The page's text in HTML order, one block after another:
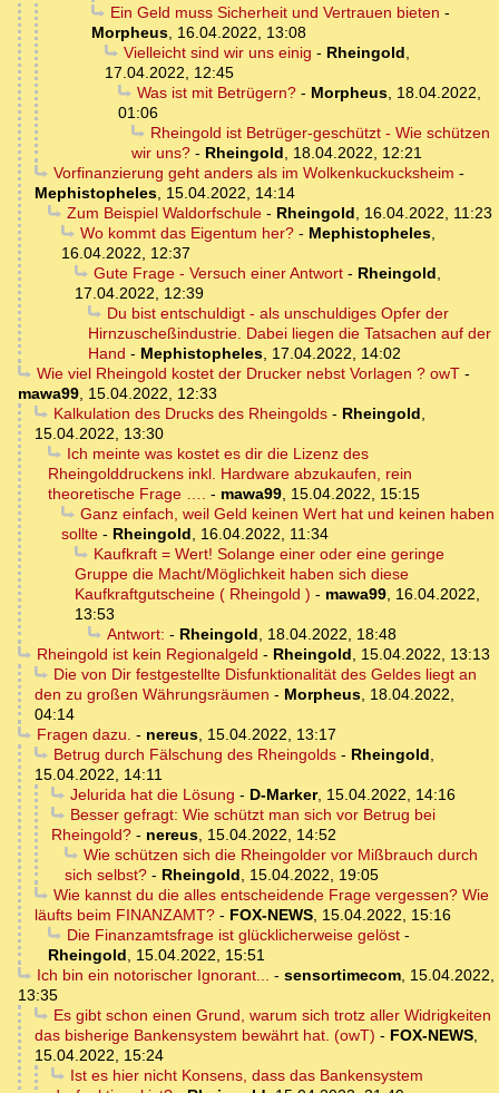
Ein Geld muss Sicherheit und Vertrauen bieten -
Morpheus, 16.04.2022, 13:08
Vielleicht sind wir uns einig - Rheingold,
17.04.2022, 12:45
Was ist mit Betrügern?- Morpheus, 18.04.2022,
01:06
Rheingold ist Betrüger-geschützt - Wie schützen
wir uns? - Rheingold, 18.04.2022, 12:21
Vorfinanzierung geht anders als im Wolkenkuckucksheim -
Mephistopheles, 15.04.2022, 14:14
Zum Beispiel Waldorfschule- Rheingold, 16.04.2022, 11:23
Wo kommt das Eigentum her?- Mephistopheles,
16.04.2022, 12:37
Gute Frage - Versuch einer Antwort- Rheingold,
17.04.2022, 12:39
Du bist entschuldigt - als unschuldiges Opfer der
Hirnzuscheßindustrie. Dabei liegen die Tatsachen auf der
Hand - Mephistopheles, 17.04.2022, 14:02
Wie viel Rheingold kostet der Drucker nebst Vorlagen ? owT-
mawa99, 15.04.2022, 12:33
Kalkulation des Drucks des Rheingolds- Rheingold,
15.04.2022, 13:30
Ich meinte was kostet es dir die Lizenz des
Rheingolddruckens inkl. Hardware abzukaufen, rein
theoretische Frage …. - mawa99, 15.04.2022, 15:15
Ganz einfach, weil Geld keinen Wert hat und keinen haben
sollte - Rheingold, 16.04.2022, 11:34
Kaufkraft = Wert! Solange einer oder eine geringe
Gruppe die Macht/Möglichkeit haben sich diese
Kaufkraftgutscheine ( Rheingold ) - mawa99, 16.04.2022,
13:53
Antwort: - Rheingold, 18.04.2022, 18:48
Rheingold ist kein Regionalgeld - Rheingold, 15.04.2022, 13:13
Die von Dir festgestellte Disfunktionalität des Geldes liegt an
den zu großen Währungsräumen - Morpheus, 18.04.2022,
04:14
Fragen dazu. - nereus, 15.04.2022, 13:17
Betrug durch Fälschung des Rheingolds- Rheingold,
15.04.2022, 14:11
Jelurida hat die Lösung - D-Marker, 15.04.2022, 14:16
Besser gefragt: Wie schützt man sich vor Betrug bei
Rheingold? - nereus, 15.04.2022, 14:52
Wie schützen sich die Rheingolder vor Mißbrauch durch
sich selbst? - Rheingold, 15.04.2022, 19:05
Wie kannst du die alles entscheidende Frage vergessen? Wie
läufts beim FINANZAMT? - FOX-NEWS, 15.04.2022, 15:16
Die Finanzamtsfrage ist glücklicherweise gelöst-
Rheingold, 15.04.2022, 15:51
Ich bin ein notorischer Ignorant... - sensortimecom, 15.04.2022,
13:35
Es gibt schon einen Grund, warum sich trotz aller Widrigkeiten
das bisherige Bankensystem bewährt hat. (owT) - FOX-NEWS,
15.04.2022, 15:24
Ist es hier nicht Konsens, dass das Bankensystem